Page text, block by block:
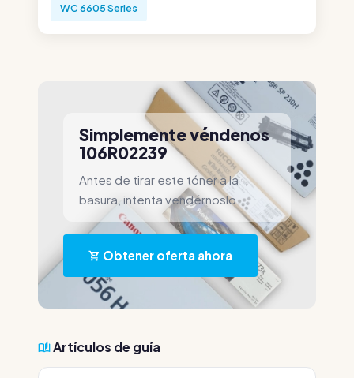
WC 6605 Series
Simplemente véndenos
106R02239
Antes de tirar este tóner a la
basura, intenta vendérnoslo.
Obtener oferta ahora
Artículos de guía